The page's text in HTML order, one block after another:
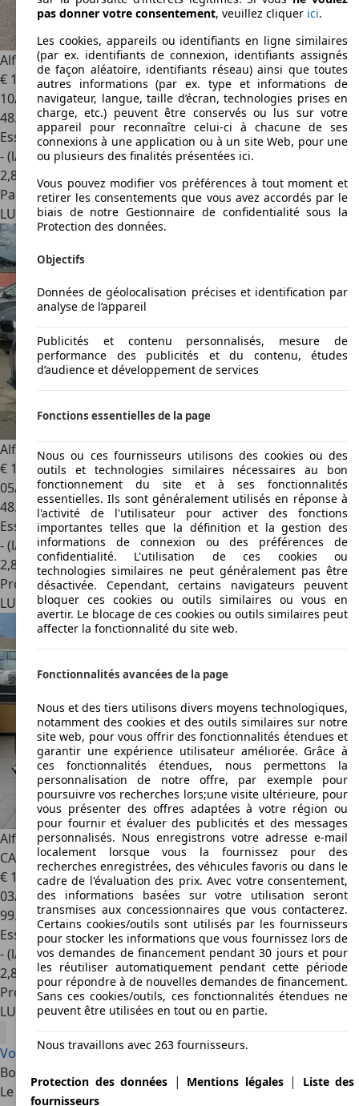
Alfa Romeo GiuliettaGiulietta 1.4 TB 16V Super
€ 11.500
10/2017
48.000 km
Essence
- (l/100 km)
2,8
Particulier
LU 2736Luxembourg
Alfa Romeo Giulietta1.4 TB 170 Luxe Automatique
€ 16.950
05/2017
48.000 km
Essence
- (l/100 km)
2,8
Professionnel
LU 9230Diekirch
Alfa Romeo Giulietta1.4 SPORT 120 , 1HAND, CARPLAY,
CAMERA, LED, GARAN
€ 14.900
03/2019
99.000 km
Essence
- (l/100 km)
2,8
Professionnel
LU 4410Soleuvre
Voir toutes les offres Alfa Romeo Giulietta
Bonnes raisons
Le plaisir de conduite est présent quel que soit le moteur
pas donner votre consentement, veuillez cliquer ici.
Les cookies, appareils ou identifiants en ligne similaires
(par ex. identifiants de connexion, identifiants assignés
de façon aléatoire, identifiants réseau) ainsi que toutes
autres informations (par ex. type et informations de
navigateur, langue, taille d’écran, technologies prises en
charge, etc.) peuvent être conservés ou lus sur votre
appareil pour reconnaître celui-ci à chacune de ses
connexions à une application ou à un site Web, pour une
ou plusieurs des finalités présentées ici.
Vous pouvez modifier vos préférences à tout moment et
retirer les consentements que vous avez accordés par le
biais de notre Gestionnaire de confidentialité sous la
Protection des données.
Objectifs
Données de géolocalisation précises et identification par
analyse de l’appareil
Publicités et contenu personnalisés, mesure de
performance des publicités et du contenu, études
d’audience et développement de services
Fonctions essentielles de la page
Nous ou ces fournisseurs utilisons des cookies ou des
outils et technologies similaires nécessaires au bon
fonctionnement du site et à ses fonctionnalités
essentielles. Ils sont généralement utilisés en réponse à
l'activité de l'utilisateur pour activer des fonctions
importantes telles que la définition et la gestion des
informations de connexion ou des préférences de
confidentialité. L'utilisation de ces cookies ou
technologies similaires ne peut généralement pas être
désactivée. Cependant, certains navigateurs peuvent
bloquer ces cookies ou outils similaires ou vous en
avertir. Le blocage de ces cookies ou outils similaires peut
affecter la fonctionnalité du site web.
Fonctionnalités avancées de la page
Nous et des tiers utilisons divers moyens technologiques,
notamment des cookies et des outils similaires sur notre
site web, pour vous offrir des fonctionnalités étendues et
garantir une expérience utilisateur améliorée. Grâce à
ces fonctionnalités étendues, nous permettons la
personnalisation de notre offre, par exemple pour
poursuivre vos recherches lors;une visite ultérieure, pour
vous présenter des offres adaptées à votre région ou
pour fournir et évaluer des publicités et des messages
personnalisés. Nous enregistrons votre adresse e-mail
localement lorsque vous la fournissez pour des
recherches enregistrées, des véhicules favoris ou dans le
cadre de l'évaluation des prix. Avec votre consentement,
des informations basées sur votre utilisation seront
transmises aux concessionnaires que vous contacterez.
Certains cookies/outils sont utilisés par les fournisseurs
pour stocker les informations que vous fournissez lors de
vos demandes de financement pendant 30 jours et pour
les réutiliser automatiquement pendant cette période
pour répondre à de nouvelles demandes de financement.
Sans ces cookies/outils, ces fonctionnalités étendues ne
peuvent être utilisées en tout ou en partie.
Nous travaillons avec 263 fournisseurs.
Protection des données | Mentions légales|
Liste des
fournisseurs